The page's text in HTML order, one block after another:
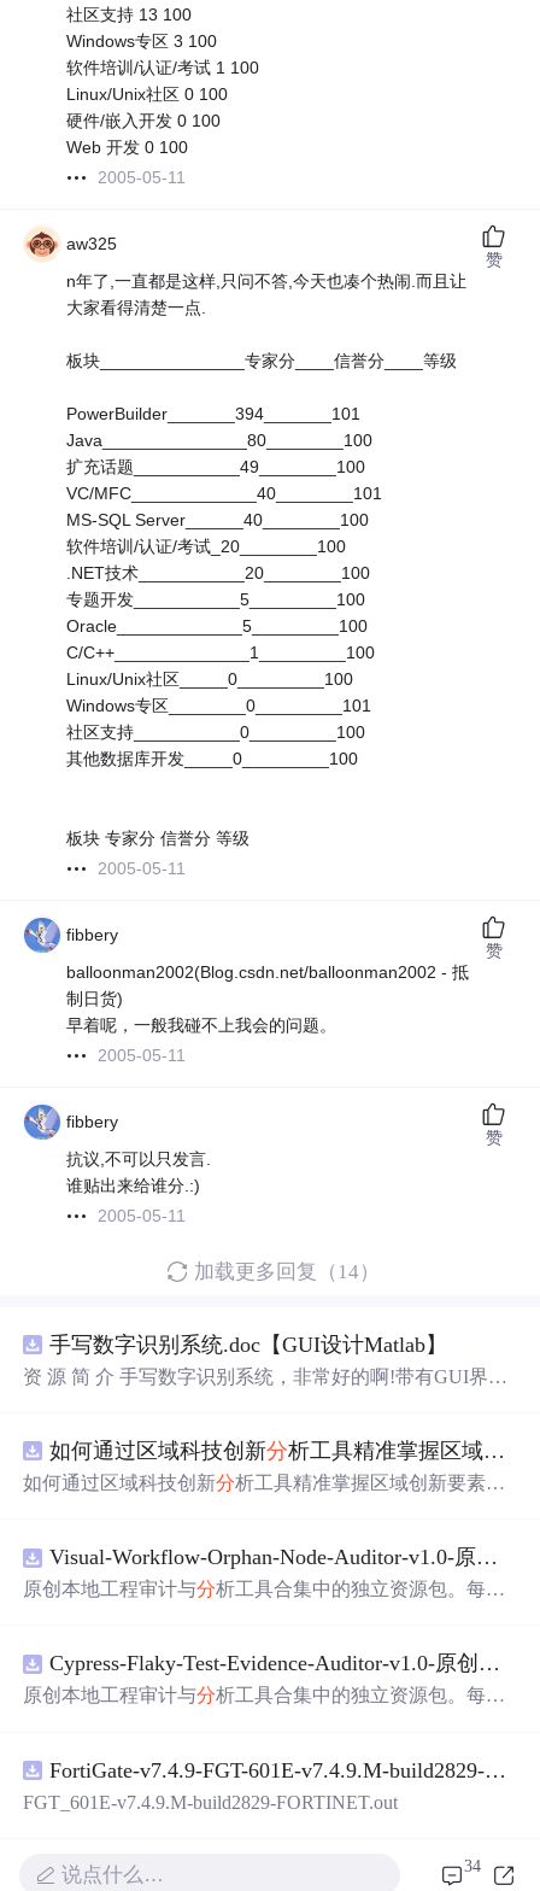
社区支持 13 100
Windows专区 3 100
软件培训/认证/考试 1 100
Linux/Unix社区 0 100
硬件/嵌入开发 0 100
Web 开发 0 100
2005-05-11
aw325
n年了,一直都是这样,只问不答,今天也凑个热闹.而且让
大家看得清楚一点.
板块_______________专家分____信誉分____等级
PowerBuilder_______394_______101
Java_______________80________100
扩充话题___________49________100
VC/MFC_____________40________101
MS-SQL Server______40________100
软件培训/认证/考试_20________100
.NET技术___________20________100
专题开发___________5_________100
Oracle_____________5_________100
C/C++______________1_________100
Linux/Unix社区_____0_________100
Windows专区________0_________101
社区支持___________0_________100
其他数据库开发_____0_________100
板块 专家分 信誉分 等级
2005-05-11
赞
fibbery
balloonman2002(Blog.csdn.net/balloonman2002 - 抵
制日货)
早着呢，一般我碰不上我会的问题。
2005-05-11
赞
fibbery
抗议,不可以只发言.
谁贴出来给谁分.:)
2005-05-11
赞
加载更多回复（14）
手写数字识别系统.doc【GUI设计Matlab】
资 源 简 介 手写数字识别系统，非常好的啊!带有GUI界
带有直观的图形用户界面（GUI），非常容易使用。你只
需要将手写数字输入系统，它将立即给出准确的识别结
是一个非常方便和实用的工具，你一定会喜欢它的！
如何通过区域科技创新分析工具精准掌握区域创新要素
如何通过区域科技创新分析工具精准掌握区域创新要素分
Visual-Workflow-Orphan-Node-Auditor-v1.0-原创源码与文档.zip
原创本地工程审计与分析工具合集中的独立资源包。每个
README、运行说明、功能清单、MIT License及原创与授
权声明。解压后进入project目录，执行npm test验证算法，
目源码、Logo、官方截图、论文、生产日志或其他受限素
材。适合前端开发、AI应用工程、测试审计和课程实践。
Cypress-Flaky-Test-Evidence-Auditor-v1.0-原创源码与文档.zip
原创本地工程审计与分析工具合集中的独立资源包。每个
README、运行说明、功能清单、MIT License及原创与授
权声明。解压后进入project目录，执行npm test验证算法，
目源码、Logo、官方截图、论文、生产日志或其他受限素
FortiGate-v7.4.9-FGT-601E-v7.4.9.M-build2829-FORTINET.out
FGT_601E-v7.4.9.M-build2829-FORTINET.out
说点什么… 34